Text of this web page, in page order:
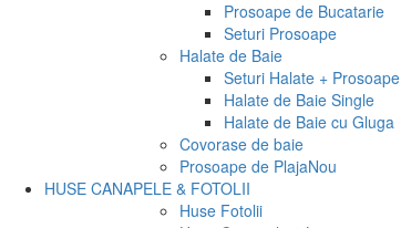
Prosoape de Bucatarie
Seturi Prosoape
Halate de Baie
Seturi Halate + Prosoape
Halate de Baie Single
Halate de Baie cu Gluga
Covorase de baie
Prosoape de PlajaNou
HUSE CANAPELE & FOTOLII
Huse Fotolii